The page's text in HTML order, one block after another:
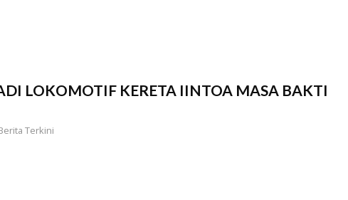
LOKOMOTIF KERETA IINTOA MASA BAKTI
Terkini